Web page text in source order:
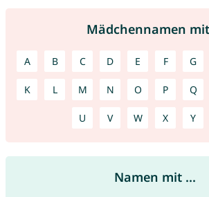
Mädchennamen
A B C D E F G
K L M N O P Q
U V W X Y
Namen mit ...